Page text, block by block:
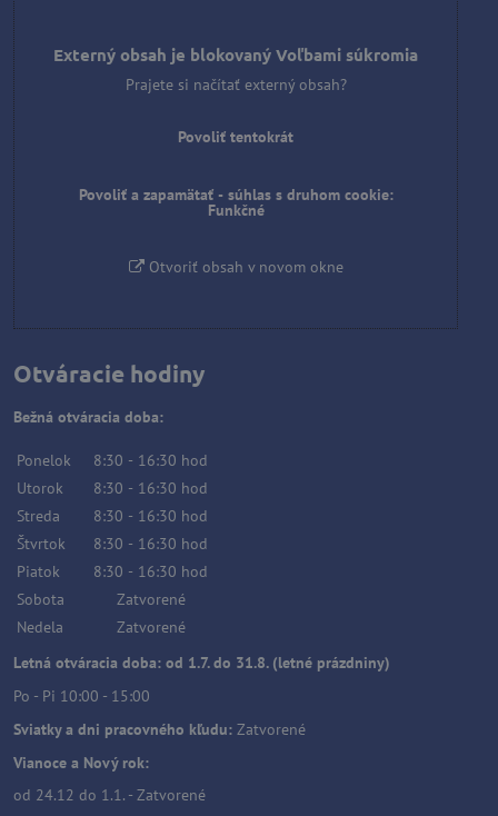
Externý obsah je blokovaný Voľbami súkromia
Prajete si načítať externý obsah?
Povoliť tentokrát
Povoliť a zapamätať - súhlas s druhom cookie:
Funkčné
Otvoriť obsah v novom okne
Otváracie hodiny
Bežná otváracia doba:
Ponelok 8:30 - 16:30 hod
Utorok
8:30 - 16:30 hod
Streda
8:30 - 16:30 hod
Štvrtok
8:30 - 16:30 hod
Piatok
8:30 - 16:30 hod
Sobota
Zatvorené
Nedela
Zatvorené
Letná otváracia doba: od 1.7. do 31.8. (letné prázdniny)
Po - Pi 10:00 - 15:00
Sviatky a dni pracovného kľudu: Zatvorené
Vianoce a Nový rok:
od 24.12 do 1.1. - Zatvorené